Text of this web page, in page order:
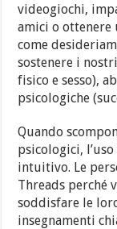
videogiochi,
amici o ottenere
come
sostenere i
fisico e sesso),
psicologiche
Quando
psicologici,
intuitivo. Le
Threads perché
soddisfare le
insegnamenti